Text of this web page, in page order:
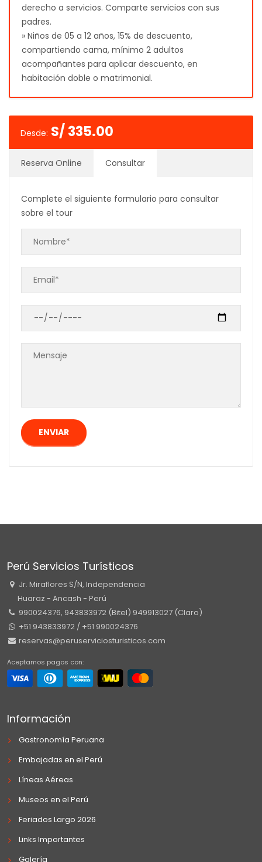
derecho a servicios. Comparte servicios con sus
padres.
» Niños de 05 a 12 años, 15% de descuento,
compartiendo cama, mínimo 2 adultos
acompañantes para aplicar descuento, en
habitación doble o matrimonial.
Desde: S/335.00
Reserva Online Consultar
Complete el siguiente formulario para consultar
sobre el tour
Perú Servicios Turísticos
Jr. Miraflores S/N, Independencia
Huaraz - Ancash - Perú
990024376, 943833972 (Bitel) 949913027 (Claro)
+51 943833972 / +51 990024376
reservas@peruserviciosturisticos.com
Aceptamos pagos con:
Información
Gastronomía Peruana
Embajadas en el Perú
Líneas Aéreas
Museos en el Perú
Feriados Largo 2026
Links Importantes
Galería